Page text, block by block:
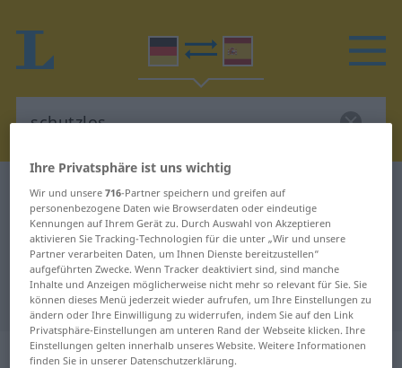
Deutsch-Spanisch Wörterbuch schutzlos
Deutsch-Spanisch Übersetzung für
"schutzlos"
"schutzlos" Spanisch Übersetzung
„schutzlos“: Adjektiv | Adverb
Ihre Privatsphäre ist uns wichtig
Wir und unsere716-Partner speichern und greifen auf
personenbezogene Daten wie Browserdaten oder eindeutige
Kennungen auf Ihrem Gerät zu. Durch Auswahl von Akzeptieren
aktivieren Sie Tracking-Technologien für die unter „Wir und unsere
Partner verarbeiten Daten, um Ihnen Dienste bereitzustellen“
aufgeführten Zwecke. Wenn Tracker deaktiviert sind, sind manche
Inhalte und Anzeigen möglicherweise nicht mehr so relevant für Sie. Sie
können dieses Menü jederzeit wieder aufrufen, um Ihre Einstellungen zu
ändern oder Ihre Einwilligung zu widerrufen, indem Sie auf den Link
Privatsphäre-Einstellungen am unteren Rand der Webseite klicken. Ihre
Einstellungen gelten innerhalb unseres Website. Weitere Informationen
finden Sie in unserer Datenschutzerklärung.